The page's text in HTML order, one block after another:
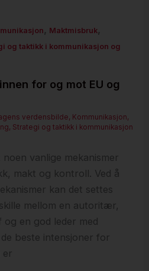
, Maktmisbruk,
og taktikk i kommunikasjon og
for og mot EU og
verdensbilde, Kommunikasjon,
, Strategi og taktikk i kommunikasjon
vanlige mekanismer
makt og kontroll. Ved å
kan det settes
mellom en autoritær,
en god leder med
beste intensjoner for
er